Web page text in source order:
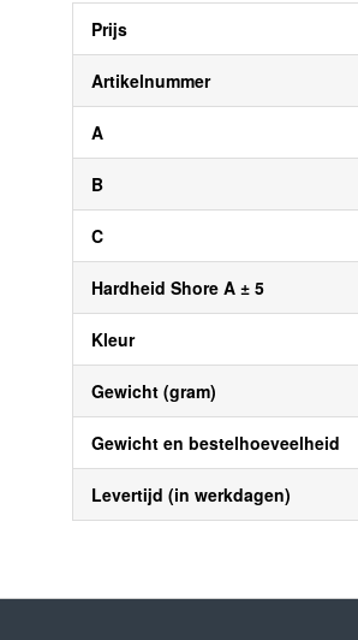
informatie
Prijs
Artikelnummer
A
B
C
Hardheid Shore A ± 5
Kleur
Gewicht (gram)
Gewicht en bestelhoeveelheid
Levertijd (in werkdagen)